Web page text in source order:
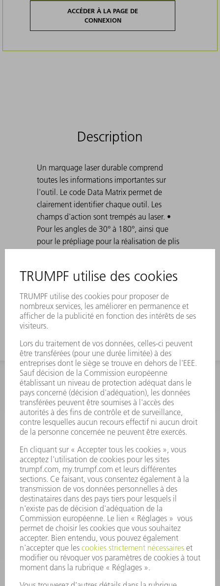
ACCÉDER À LA PAGE DE
CONNEXION
Description
Un marquage laser durable comprend
toutes les informations importantes sur
l'outil. Le code Data Matrix permet de
clairement identifier chaque outil. Les
champs d'action sont trempés au laser. •
Pour les angles de 30° à 180°, ainsi que
pour le prépliage pour la réalisation de plis
réalisation de plis pointus avec des matrices
la matrice. Les dispositifs d'aide à l'éjection
TRUMPF résolvent ce problème.
INFORMATION
Foire aux questions
Termes et conditions
CONTACT
Outillages
01 48 17 37 73
Lun - Jeu 08:00h - 16:30h
Ven 08:00h - 12:30h
outillages@fr.TRUMPF.com
CONTACT
Pièces Détachées
01 48 17 37 57
Lun – Ven 8:30h - 17:30h
pieces.detachees@trumpf.com